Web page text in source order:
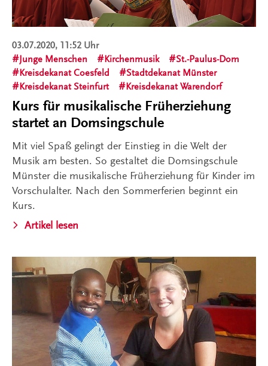
03.07.2020, 11:52 Uhr
Junge Menschen
Kirchenmusik
St.-Paulus-Dom
Kreisdekanat Coesfeld
Stadtdekanat Münster
Kreisdekanat Steinfurt
Kreisdekanat Warendorf
Kurs für musikalische Früherziehung
startet an Domsingschule
Mit viel Spaß gelingt der Einstieg in die Welt der
Musik am besten. So gestaltet die Domsingschule
Münster die musikalische Früherziehung für Kinder im
Vorschulalter. Nach den Sommerferien beginnt ein
Kurs.
Artikel lesen